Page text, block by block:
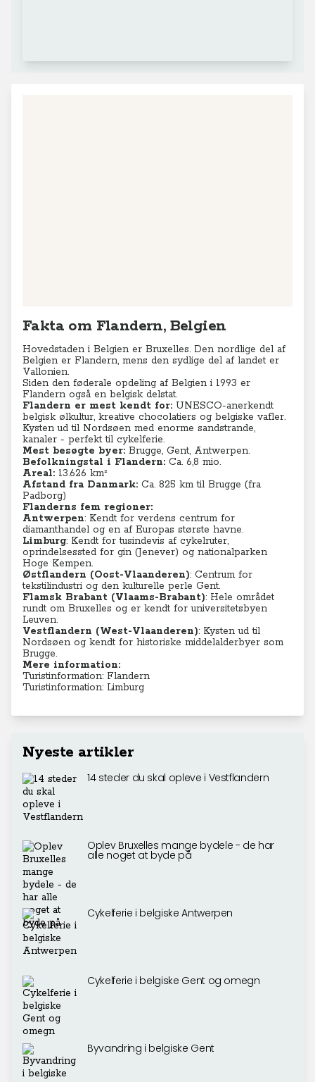
Fakta om Flandern, Belgien
Hovedstaden i Belgien er Bruxelles. Den nordlige del af
Belgien er Flandern, mens den sydlige del af landet er
Vallonien.
Siden den føderale opdeling af Belgien i 1993 er
Flandern også en belgisk delstat.
Flandern er mest kendt for: UNESCO-anerkendt
belgisk ølkultur, kreative chocolatiers og belgiske vafler.
Kysten ud til Nordsøen med enorme sandstrande,
kanaler - perfekt til cykelferie.
Mest besøgte byer: Brugge, Gent, Antwerpen.
Befolkningstal i Flandern: Ca. 6,8 mio.
Areal: 13.626 km²
Afstand fra Danmark: Ca. 825 km til Brugge (fra
Padborg)
Flanderns fem regioner:
Antwerpen: Kendt for verdens centrum for
diamanthandel og en af Europas største havne.
Limburg: Kendt for tusindevis af cykelruter,
oprindelsessted for gin (Jenever) og nationalparken
Hoge Kempen.
Østflandern (Oost-Vlaanderen): Centrum for
tekstilindustri og den kulturelle perle Gent.
Flamsk Brabant (Vlaams-Brabant): Hele området
rundt om Bruxelles og er kendt for universitetsbyen
Leuven.
Vestflandern (West-Vlaanderen): Kysten ud til
Nordsøen og kendt for historiske middelalderbyer som
Brugge.
Mere information:
Turistinformation: Flandern
Turistinformation: Limburg
Nyeste artikler
14 steder du skal opleve i Vestflandern
Oplev Bruxelles mange bydele - de har
alle noget at byde på
Cykelferie i belgiske Antwerpen
Cykelferie i belgiske Gent og omegn
Byvandring i belgiske Gent